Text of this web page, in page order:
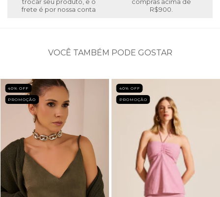
trocar seu produto, e o
frete é por nossa conta
compras acima de
R$900.
VOCÊ TAMBÉM PODE GOSTAR
40% OFF
PROMOÇÃO
40% OFF
PROMOÇÃO